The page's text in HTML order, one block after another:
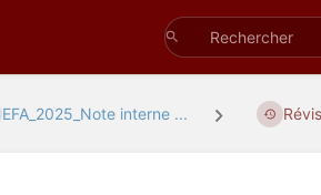
EFA_2025_Note interne ...